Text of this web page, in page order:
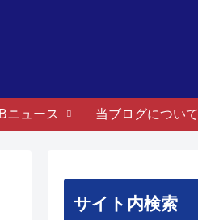
ニュース 当ブログについて
サイト内検索